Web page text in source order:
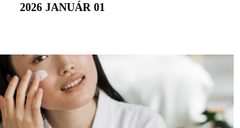
2026 JANUÁR 01